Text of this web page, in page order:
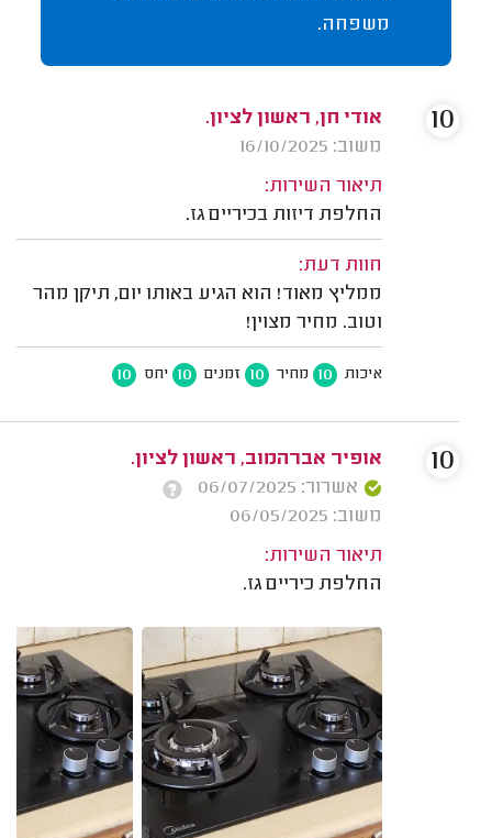
משפחה.
אודי חן, ראשון לציון.
משוב: 16/10/2025
תיאור השירות:
החלפת דיזות בכיריים גז.
חוות דעת:
ממליץ מאוד! הוא הגיע באותו יום, תיקן מהר
וטוב. מחיר מצוין!
איכות 10 מחיר 10 זמנים 10 יחס 10
10
אופיר אברהמוב, ראשון לציון.
אשרור: 06/07/2025
משוב: 06/05/2025
תיאור השירות:
החלפת כיריים גז.
10